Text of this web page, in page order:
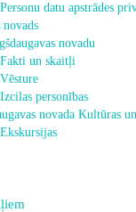
Personu datu apstrādes
novads
novadu
Fakti un skaitļi
Vēsture
Izcilas personības
novada Kultūras
Ekskursijas